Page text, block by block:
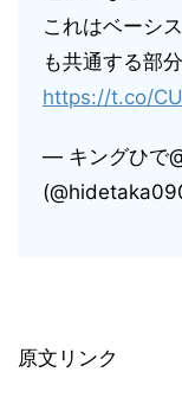
これはベーシ
も共通する部
https://t.co/
— キングひで
原文リンク